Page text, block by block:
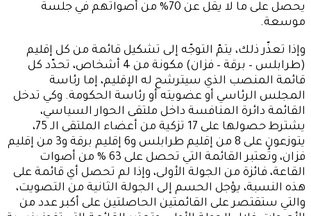
يحصل على ما لا يقل عن 70% من أصواتهم في جلسة
موسعة.
وإذا تعذّر ذلك، يتمّ التوجّه إلى تشكيل قائمة من كل إقليم
(طرابلس – برقة – فزان) مكونة من 4 أشخاص، تحدّد كل
قائمة المنصب الذي سيترشح له الإقليم، إما رئاسة
المجلس الرئاسي أو عضويته أو رئاسة الحكومة. وكي تدخل
القائمة دائرة المنافسة داخل ملتقى الحوار السياسي،
يشترط حصولها على 17 تزكية من أعضاء الملتقى الـ 75،
يتوزعون على 8 من إقليم طرابلس و6 إقليم برقة و3 من إقليم
فزان، وتُعتبر القائمة التي تحصل على 63 % من أصوات
القاعة، فائزة من الجولة الأولى، وإذا لم تحصل أي قائمة على
هذه النسبة، يؤجل الحسم إلى الجولة الثانية من التصويت،
والتي ستقتصر على القائمتين الحاصلتين على أكبر عدد من